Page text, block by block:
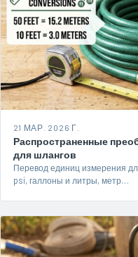
21 МАР. 2026 Г.
Распространенные
для шлангов
Перевод единиц измерения
psi, галлоны и литры, метр…